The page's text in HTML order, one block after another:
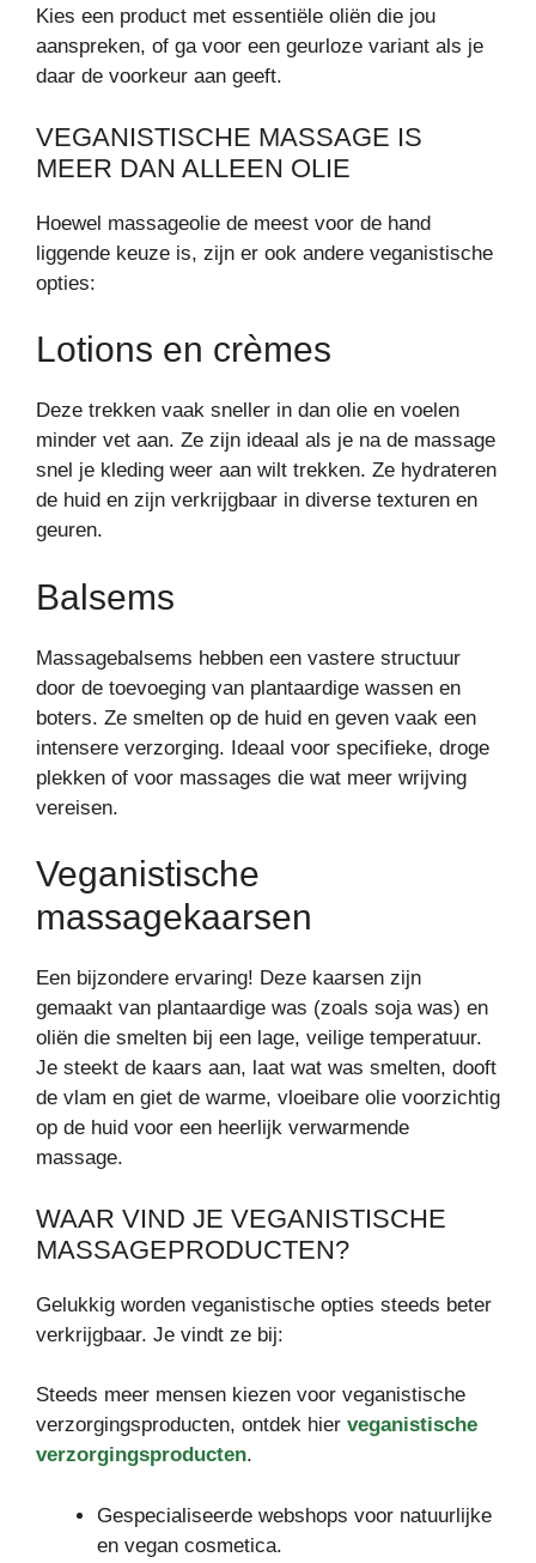
Kies een product met essentiële oliën die jou
aanspreken, of ga voor een geurloze variant als je
daar de voorkeur aan geeft.
VEGANISTISCHE MASSAGE IS
MEER DAN ALLEEN OLIE
Hoewel massageolie de meest voor de hand
liggende keuze is, zijn er ook andere veganistische
opties:
Lotions en crèmes
Deze trekken vaak sneller in dan olie en voelen
minder vet aan. Ze zijn ideaal als je na de massage
snel je kleding weer aan wilt trekken. Ze hydrateren
de huid en zijn verkrijgbaar in diverse texturen en
geuren.
Balsems
Massagebalsems hebben een vastere structuur
door de toevoeging van plantaardige wassen en
boters. Ze smelten op de huid en geven vaak een
intensere verzorging. Ideaal voor specifieke, droge
plekken of voor massages die wat meer wrijving
vereisen.
Veganistische
massagekaarsen
Een bijzondere ervaring! Deze kaarsen zijn
gemaakt van plantaardige was (zoals soja was) en
oliën die smelten bij een lage, veilige temperatuur.
Je steekt de kaars aan, laat wat was smelten, dooft
de vlam en giet de warme, vloeibare olie voorzichtig
op de huid voor een heerlijk verwarmende
massage.
WAAR VIND JE VEGANISTISCHE
MASSAGEPRODUCTEN?
Gelukkig worden veganistische opties steeds beter
verkrijgbaar. Je vindt ze bij:
Steeds meer mensen kiezen voor veganistische
verzorgingsproducten, ontdek hier veganistische
verzorgingsproducten.
Gespecialiseerde webshops voor natuurlijke
en vegan cosmetica.